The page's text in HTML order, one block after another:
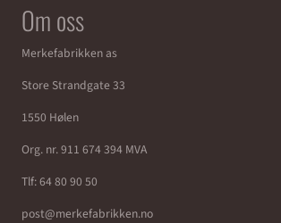
Om oss
Merkefabrikken as
Store Strandgate 33
1550 Hølen
Org. nr. 911 674 394 MVA
Tlf:64 80 90 50
post@merkefabrikken.no